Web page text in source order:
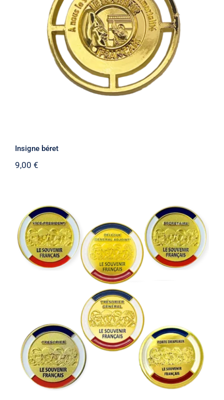
Insigne béret
Insigne béret
9,00 €
Insigne de fonction “4 Soldats”